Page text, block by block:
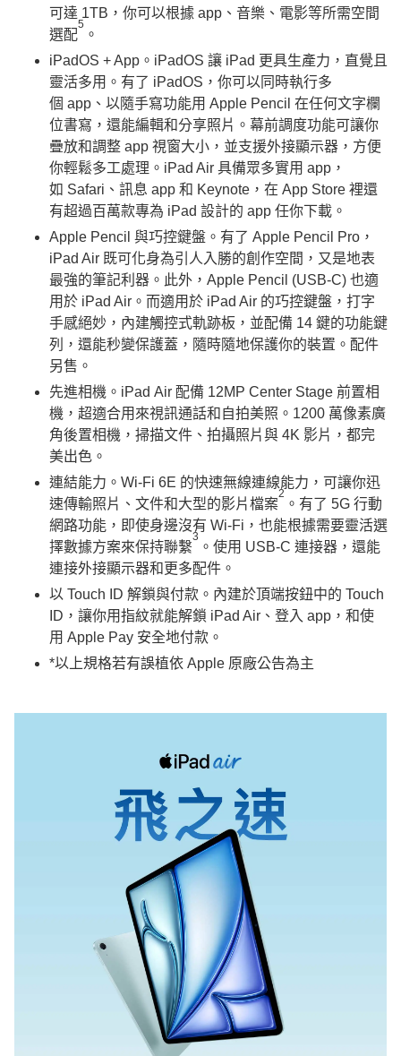
可達 1TB，你可以根據 app、音樂、電影等所需空間
選配
5
。
iPadOS + App。iPadOS 讓 iPad 更具生產力，直覺且
靈活多用。有了 iPadOS，你可以同時執行多
個 app、以隨手寫功能用 Apple Pencil 在任何文字欄
位書寫，還能編輯和分享照片。幕前調度功能可讓你
疊放和調整 app 視窗大小，並支援外接顯示器，方便
你輕鬆多工處理。iPad Air 具備眾多實用 app，
如 Safari、訊息 app 和 Keynote，在 App Store 裡還
有超過百萬款專為 iPad 設計的 app 任你下載。
Apple Pencil 與巧控鍵盤。有了 Apple Pencil Pro，
iPad Air 既可化身為引人入勝的創作空間，又是地表
最強的筆記利器。此外，Apple Pencil (USB-C) 也適
用於 iPad Air。而適用於 iPad Air 的巧控鍵盤，打字
手感絕妙，內建觸控式軌跡板，並配備 14 鍵的功能鍵
列，還能秒變保護蓋，隨時隨地保護你的裝置。配件
另售。
先進相機。iPad Air 配備 12MP Center Stage 前置相
機，超適合用來視訊通話和自拍美照。1200 萬像素廣
角後置相機，掃描文件、拍攝照片與 4K 影片，都完
美出色。
連結能力。Wi-Fi 6E 的快速無線連線能力，可讓你迅
速傳輸照片、文件和大型的影片檔案
2
。有了 5G 行動
網路功能，即使身邊沒有 Wi-Fi，也能根據需要靈活選
擇數據方案來保持聯繫
3
。使用 USB-C 連接器，還能
連接外接顯示器和更多配件。
以 Touch ID 解鎖與付款。內建於頂端按鈕中的 Touch
ID，讓你用指紋就能解鎖 iPad Air、登入 app，和使
用 Apple Pay 安全地付款。
*以上規格若有誤植依 Apple 原廠公告為主